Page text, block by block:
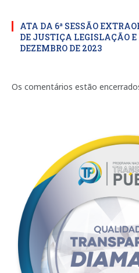
ATA DA 6ª SESSÃO
DE JUSTIÇA LEGISLAÇÃO
DEZEMBRO DE 2023
Os comentários estão